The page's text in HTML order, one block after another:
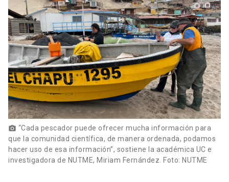
photo_camera “Cada pescador puede ofrecer mucha información para
que la comunidad científica, de manera ordenada, podamos
hacer uso de esa información”, sostiene la académica UC e
investigadora de NUTME, Miriam Fernández. Foto: NUTME